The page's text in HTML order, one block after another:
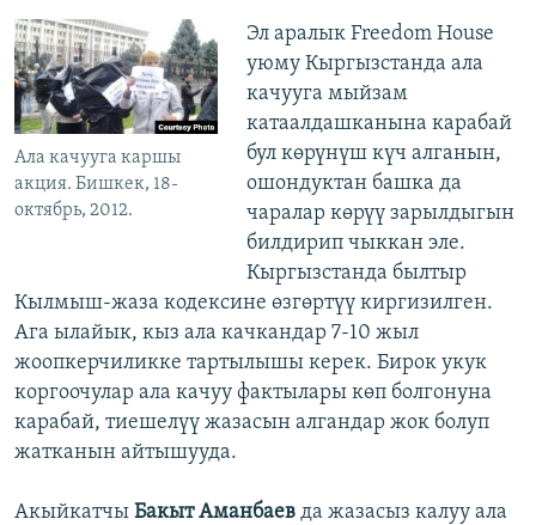
Ала качууга каршы
акция. Бишкек, 18-
октябрь, 2012.
Эл аралык Freedom House
уюму Кыргызстанда ала
качууга мыйзам
катаалдашканына карабай
бул көрүнүш күч алганын,
ошондуктан башка да
чаралар көрүү зарылдыгын
билдирип чыккан эле.
Кыргызстанда былтыр
Кылмыш-жаза кодексине өзгөртүү киргизилген.
Ага ылайык, кыз ала качкандар 7-10 жыл
жоопкерчиликке тартылышы керек. Бирок укук
коргоочулар ала качуу фактылары көп болгонуна
карабай, тиешелүү жазасын алгандар жок болуп
жатканын айтышууда.
Акыйкатчы Бакыт Аманбаев да жазасыз калуу ала